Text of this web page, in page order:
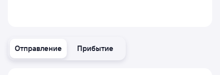
Отправление Прибытие